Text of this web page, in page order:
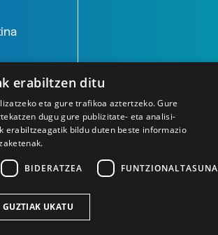
erabiltzen ditu
eta gure trafikoa aztertzeko. Gure
dugu gure publizitate- eta analisi-
erabiltzeagatik bildu duten beste informazio
BIDERATZEA FUNTZIONALTASUNA
GUZTIAK UKATU